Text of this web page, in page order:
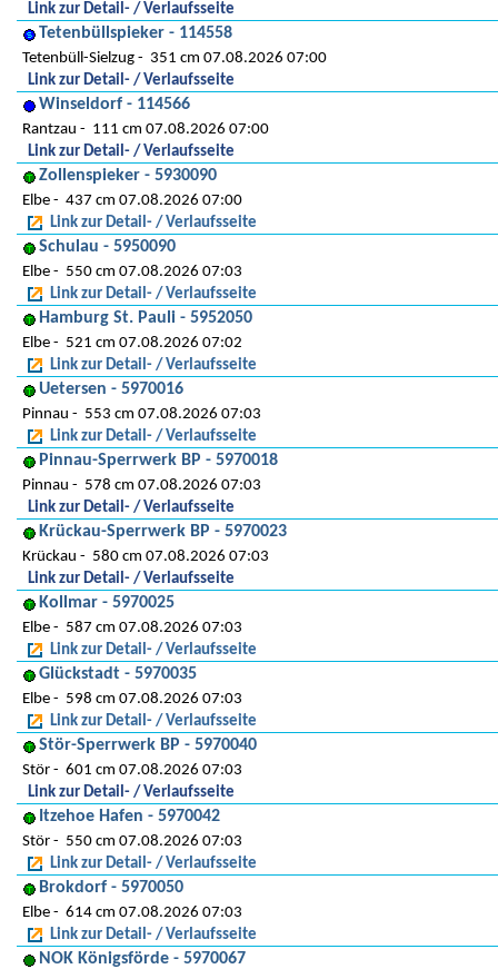
Link zur Detail- / Verlaufsseite
Tetenbüllspieker - 114558
Tetenbüll-Sielzug
351 cm 07.08.2026 07:00
Link zur Detail- / Verlaufsseite
Winseldorf - 114566
Rantzau
111 cm 07.08.2026 07:00
Link zur Detail- / Verlaufsseite
Zollenspieker - 5930090
Elbe
437 cm 07.08.2026 07:00
Link zur Detail- / Verlaufsseite
Schulau - 5950090
Elbe
550 cm 07.08.2026 07:03
Link zur Detail- / Verlaufsseite
Hamburg St. Pauli - 5952050
Elbe
521 cm 07.08.2026 07:02
Link zur Detail- / Verlaufsseite
Uetersen - 5970016
Pinnau
553 cm 07.08.2026 07:03
Link zur Detail- / Verlaufsseite
Pinnau-Sperrwerk BP - 5970018
Pinnau
578 cm 07.08.2026 07:03
Link zur Detail- / Verlaufsseite
Krückau-Sperrwerk BP - 5970023
Krückau
580 cm 07.08.2026 07:03
Link zur Detail- / Verlaufsseite
Kollmar - 5970025
Elbe
587 cm 07.08.2026 07:03
Link zur Detail- / Verlaufsseite
Glückstadt - 5970035
Elbe
598 cm 07.08.2026 07:03
Link zur Detail- / Verlaufsseite
Stör-Sperrwerk BP - 5970040
Stör
601 cm 07.08.2026 07:03
Link zur Detail- / Verlaufsseite
Itzehoe Hafen - 5970042
Stör
550 cm 07.08.2026 07:03
Link zur Detail- / Verlaufsseite
Brokdorf - 5970050
Elbe
614 cm 07.08.2026 07:03
Link zur Detail- / Verlaufsseite
NOK Königsförde - 5970067